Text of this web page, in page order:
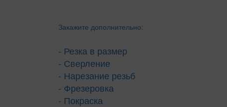
Закажите дополнительно:
- Резка в размер
- Сверление
- Нарезание резьб
- Фрезеровка
- Покраска